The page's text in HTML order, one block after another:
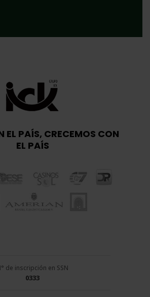
EL PAÍS, CRECEMOS CON
EL PAÍS
de inscripción en SSN
0333